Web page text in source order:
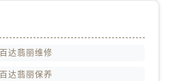
百达翡丽维修
百达翡丽保养